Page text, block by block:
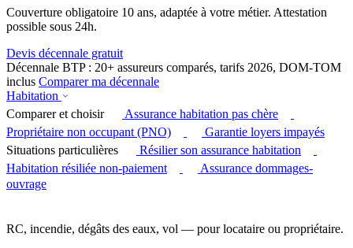
Couverture obligatoire 10 ans, adaptée à votre métier. Attestation
possible sous 24h.
Devis décennale gratuit
Décennale BTP : 20+ assureurs comparés, tarifs 2026, DOM-TOM
inclus Comparer ma décennale
Habitation
Comparer et choisir
Assurance habitation pas chère
Propriétaire non occupant (PNO)
Garantie loyers impayés
Situations particulières
Résilier son assurance habitation
Habitation résiliée non-paiement
Assurance dommages-
ouvrage
RC, incendie, dégâts des eaux, vol — pour locataire ou propriétaire.